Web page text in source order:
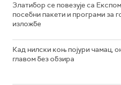
Златибор се повезује са
посебни пакети и програми за
изложбе
Кад нилски коњ појури чамац,
главом без обзира